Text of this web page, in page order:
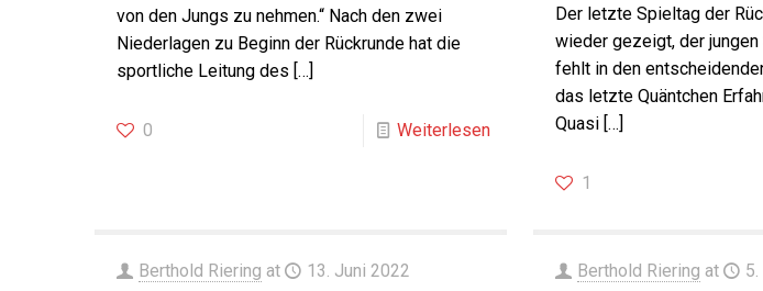
von den Jungs zu nehmen.“ Nach den zwei
Niederlagen zu Beginn der Rückrunde hat die
sportliche Leitung des […]
0 Weiterlesen
Der letzte Spieltag der
wieder gezeigt, der jungen
fehlt in den
das letzte Quäntchen
Quasi[…]
1
Berthold Riering at 13. Juni 2022 Berthold Riering at